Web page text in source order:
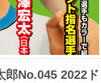
郎No.045 2022ド